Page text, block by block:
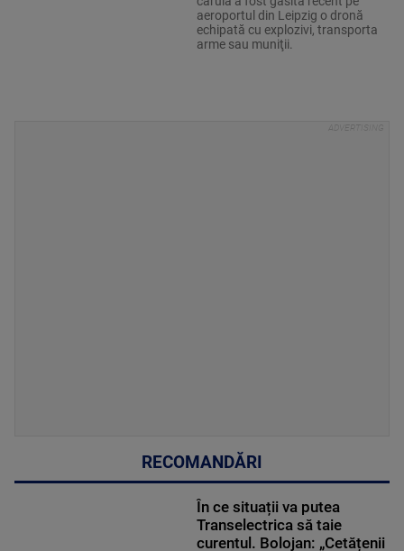
aeroportul din Leipzig o dronă
echipată cu explozivi, transporta
arme sau muniţii.
RECOMANDĂRI
În ce situații va putea
Transelectrica să taie
curentul. Bolojan: „Cetățenii